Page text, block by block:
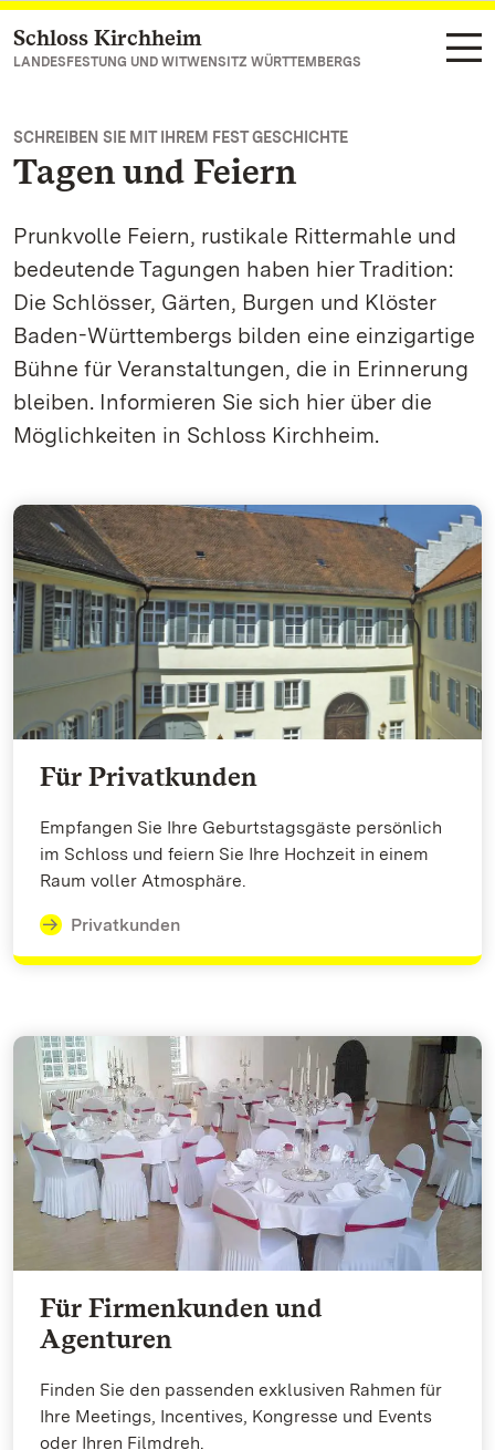
Zum Hauptinhalt springen
Schloss Kirchheim
LANDESFESTUNG UND WITWENSITZ WÜRTTEMBERGS
SCHREIBEN SIE MIT IHREM FEST GESCHICHTE
Tagen und Feiern
Prunkvolle Feiern, rustikale Rittermahle und
bedeutende Tagungen haben hier Tradition:
Die Schlösser, Gärten, Burgen und Klöster
Baden-Württembergs bilden eine einzigartige
Bühne für Veranstaltungen, die in Erinnerung
bleiben. Informieren Sie sich hier über die
Möglichkeiten in Schloss Kirchheim.
Für Privatkunden
Empfangen Sie Ihre Geburtstagsgäste persönlich
im Schloss und feiern Sie Ihre Hochzeit in einem
Raum voller Atmosphäre.
Privatkunden
Für Firmenkunden und
Agenturen
Finden Sie den passenden exklusiven Rahmen für
Ihre Meetings, Incentives, Kongresse und Events
oder Ihren Filmdreh.